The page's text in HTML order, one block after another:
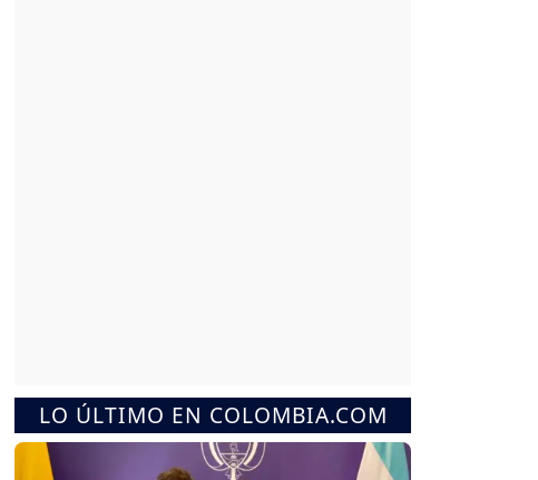
LO ÚLTIMO EN COLOMBIA.COM